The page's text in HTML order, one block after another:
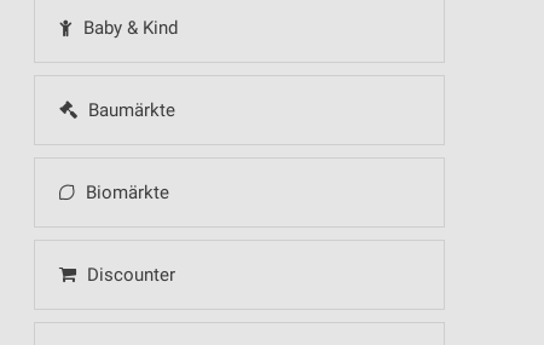
Baby & Kind
Baumärkte
Biomärkte
Discounter